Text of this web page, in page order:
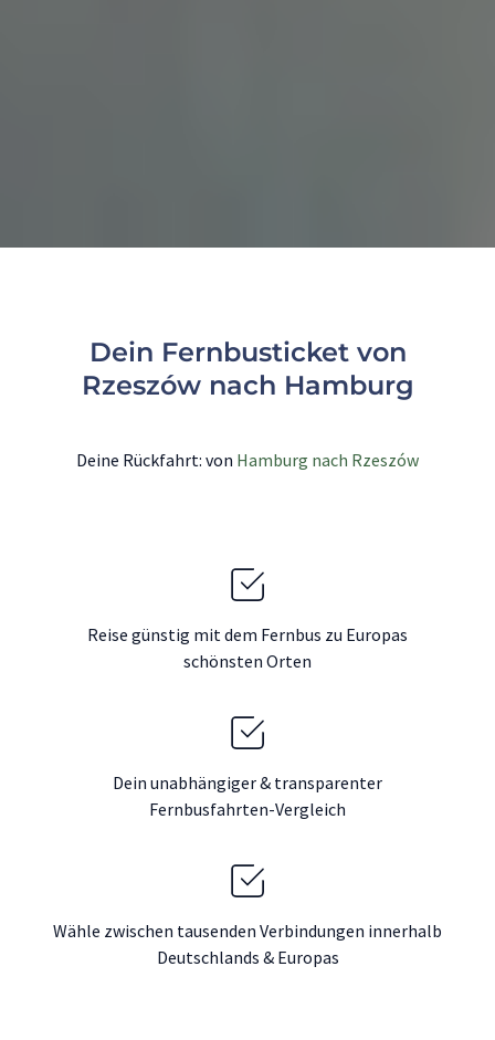
Dein Fernbusticket von
Rzeszów nach Hamburg
Deine Rückfahrt: von Hamburg nach Rzeszów
Reise günstig mit dem Fernbus zu Europas
schönsten Orten
Dein unabhängiger & transparenter
Fernbusfahrten-Vergleich
Wähle zwischen tausenden Verbindungen innerhalb
Deutschlands & Europas